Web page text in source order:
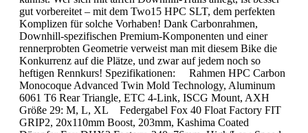
gut vorbereitet – mit dem Two15 HPC SLT, dem perfekten
Komplizen für solche Vorhaben! Dank Carbonrahmen,
Downhill-spezifischen Premium-Komponenten und einer
rennerprobten Geometrie verweist man mit diesem Bike die
Konkurrenz auf die Plätze, und zwar auf jedem noch so
heftigen Rennkurs! Spezifikationen: Rahmen HPC Carbon
Monocoque Advanced Twin Mold Technology, Aluminum
6061 T6 Rear Triangle, ETC 4-Link, ISCG Mount, AXH
Größe 29: M, L, XL Federgabel Fox 40 Float Factory FIT
GRIP2, 20x110mm Boost, 203mm, Kashima Coated